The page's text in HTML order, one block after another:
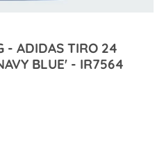
- ADIDAS TIRO 24
BLUE' - IR7564